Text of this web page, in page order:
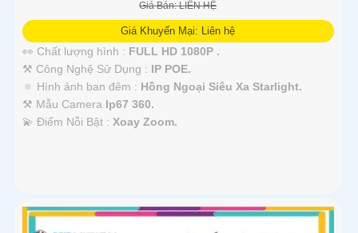
Giá Bán: LIÊN HỆ
Giá Khuyến Mại: Liên hệ
👀 Chất lượng hình : FULL HD 1080P .
⚒ Công Nghệ Sử Dụng : IP POE.
🔅 Hình ảnh ban đêm : Hồng Ngoại Siêu Xa Starlight.
⚒ Mẫu Camera Ip67 360.
️💫 Điểm Nỗi Bật : Xoay Zoom.